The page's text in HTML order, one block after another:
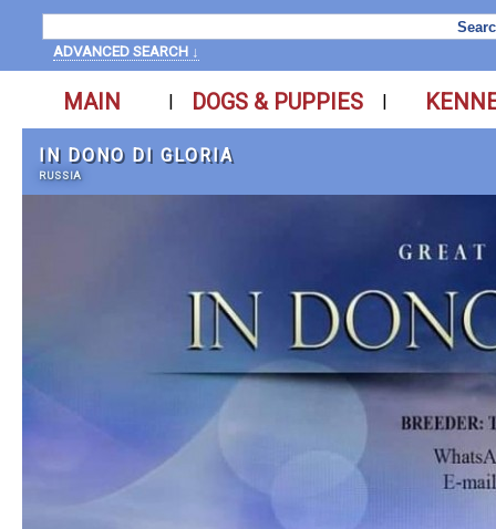
ADVANCED SEARCH ↓
MAIN | DOGS & PUPPIES |
IN DONO DI GLORIA
RUSSIA